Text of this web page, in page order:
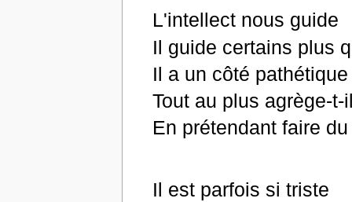
L'intellect nous guide
Il guide certains plus
Il a un côté
Tout au plus agrège-
En prétendant faire
Il est parfois si triste